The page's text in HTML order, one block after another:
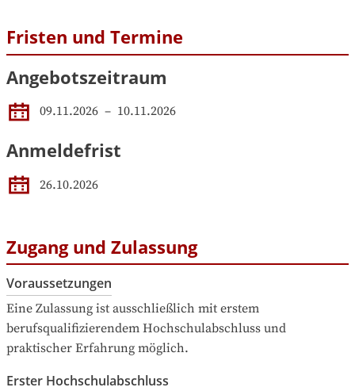
Fristen und Termine
Angebotszeitraum
09.11.2026 – 10.11.2026
Anmeldefrist
26.10.2026
Zugang und Zulassung
Voraussetzungen
Eine Zulassung ist ausschließlich mit erstem
berufsqualifizierendem Hochschulabschluss und
praktischer Erfahrung möglich.
Erster Hochschulabschluss